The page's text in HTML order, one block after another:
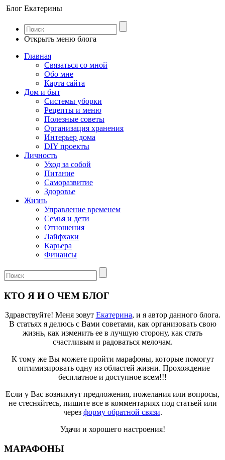
Блог Екатерины
Открыть меню блога
Главная
Связаться со мной
Обо мне
Карта сайта
Дом и быт
Системы уборки
Рецепты и меню
Полезные советы
Организация хранения
Интерьер дома
DIY проекты
Личность
Уход за собой
Питание
Саморазвитие
Здоровье
Жизнь
Управление временем
Семья и дети
Отношения
Лайфхаки
Карьера
Финансы
КТО Я И О ЧЕМ БЛОГ
Здравствуйте! Меня зовут Екатерина, и я автор данного блога.
В статьях я делюсь с Вами советами, как организовать свою
жизнь, как изменить ее в лучшую сторону, как стать
счастливым и радоваться мелочам.
К тому же Вы можете пройти марафоны, которые помогут
оптимизировать одну из областей жизни. Прохождение
бесплатное и доступное всем!!!
Если у Вас возникнут предложения, пожелания или вопросы,
не стесняйтесь, пишите все в комментариях под статьей или
через форму обратной связи.
Удачи и хорошего настроения!
МАРАФОНЫ